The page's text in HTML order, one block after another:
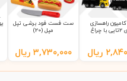
راهسازی
شهری 2تایی با چراغ
ریال
ست فست فود برشی تپل
مپل (20)
۳,۷۳۰,۰۰۰ ریال